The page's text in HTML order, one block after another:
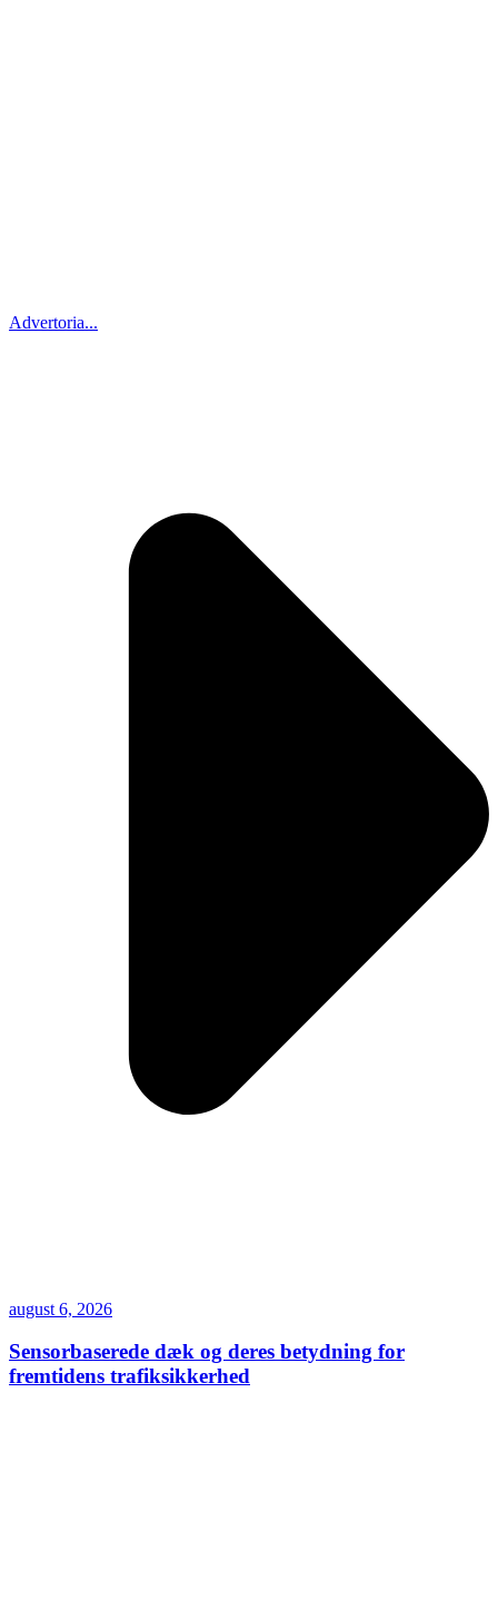
Advertoria...
august 6, 2026
Sensorbaserede dæk og deres betydning for
fremtidens trafiksikkerhed